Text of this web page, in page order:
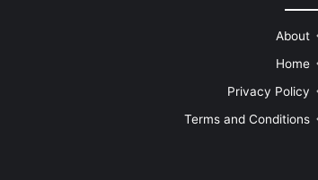
About
Home
Privacy Policy
Terms and Conditions